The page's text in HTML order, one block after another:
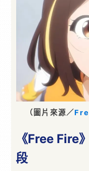
（圖片來源／
《Free Fire
段